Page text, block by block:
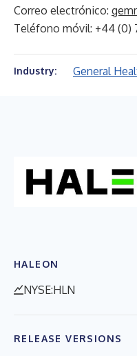
Correo electrónico:
Teléfono móvil: +44 (0)
Industry: General
HALEON
NYSE:HLN
RELEASE VERSIONS